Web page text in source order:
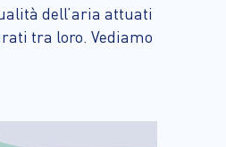
dell’aria attuati
tra loro. Vediamo